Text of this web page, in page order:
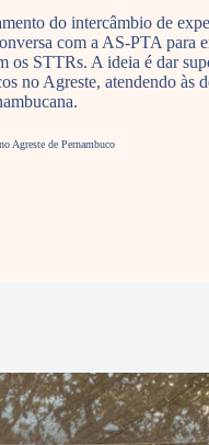
do intercâmbio de
com a AS-PTA para
os STTRs. A ideia é dar
no Agreste, atendendo às
Agreste de Pernambuco